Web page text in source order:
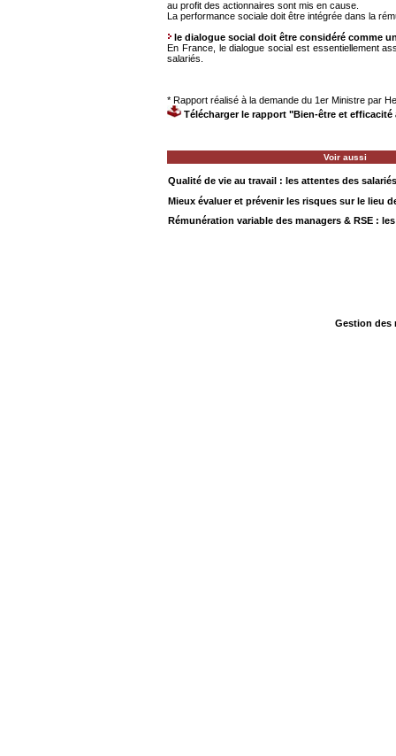
au profit des actionnaires sont mis en cause.
La performance sociale doit être intégrée dans la
le dialogue social doit être considéré comme
En France, le dialogue social est essentiellement
salariés.
* Rapport réalisé à la demande du 1er Ministre par
Télécharger le rapport "Bien-être et efficacité
Voir aussi
Qualité de vie au travail : les attentes des
Mieux évaluer et prévenir les risques sur le lieu
Rémunération variable des managers & RSE :
Gestion des